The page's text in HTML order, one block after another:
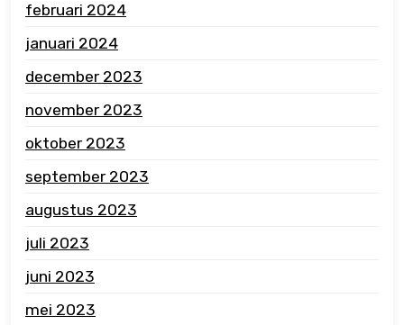
februari 2024
januari 2024
december 2023
november 2023
oktober 2023
september 2023
augustus 2023
juli 2023
juni 2023
mei 2023